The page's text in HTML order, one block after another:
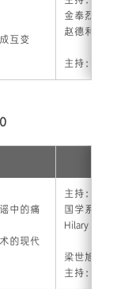
互变
金奉烈（
赵德利（
主持：禹
中的痛
的现代
主持：申
国学系/韩
Hilary
梁世旭（
主持：徐